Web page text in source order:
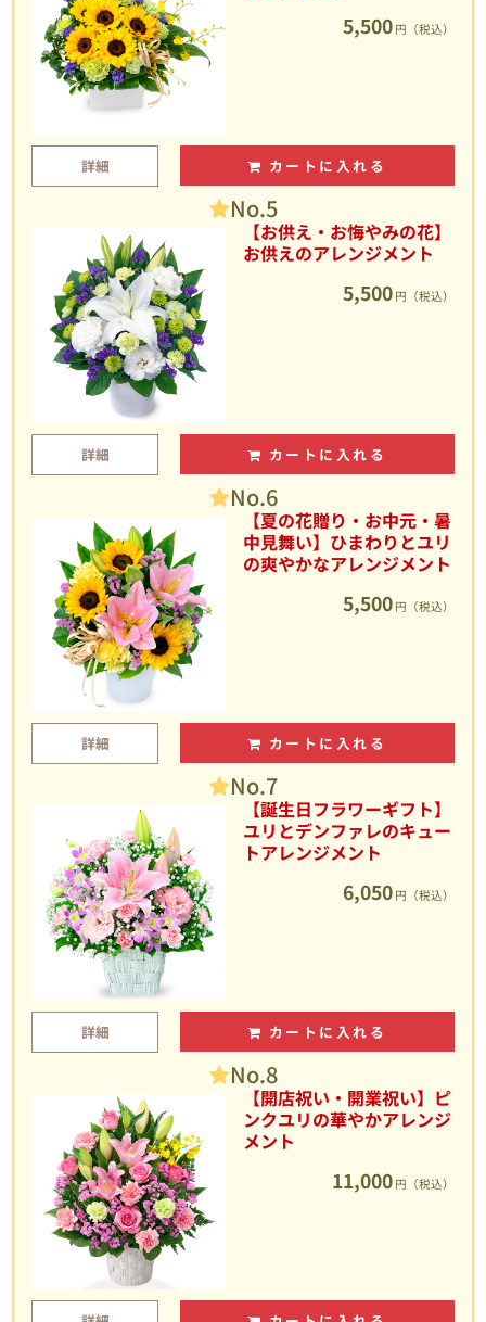
5,500 円（税込）
詳細 カートに入れる
No.5
【お供え・お悔やみの花】
お供えのアレンジメント
5,500 円（税込）
詳細 カートに入れる
No.6
【夏の花贈り・お中元・暑
中見舞い】ひまわりとユリ
の爽やかなアレンジメント
5,500 円（税込）
詳細 カートに入れる
No.7
【誕生日フラワーギフト】
ユリとデンファレのキュー
トアレンジメント
6,050 円（税込）
詳細 カートに入れる
No.8
【開店祝い・開業祝い】ピ
ンクユリの華やかアレンジ
メント
11,000 円（税込）